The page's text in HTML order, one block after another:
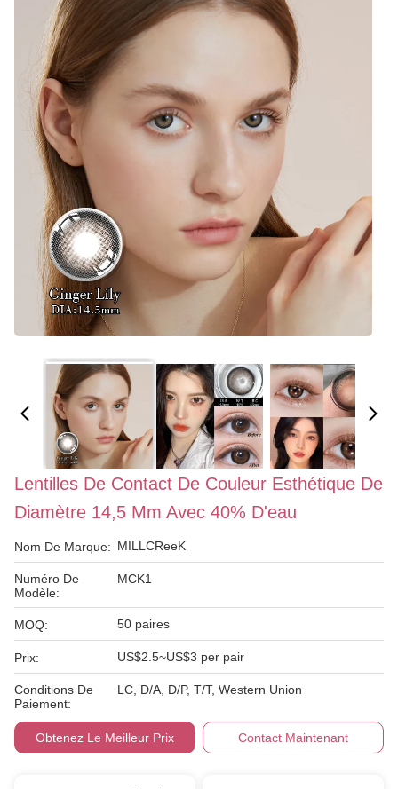
Lentilles De Contact De Couleur Esthétique De
Diamètre 14,5 Mm Avec 40% D'eau
Nom De Marque: MILLCReeK
Numéro De
Modèle:
MCK1
MOQ: 50 paires
Prix: US$2.5~US$3 per pair
Conditions De
Paiement:
LC, D/A, D/P, T/T, Western Union
Obtenez Le Meilleur Prix Contact Maintenant